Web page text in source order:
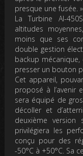
presque une fusée. »
La Turbine AI-
altitudes
moins que ses
double gestion
backup
presser un bouton
Cet appareil,
proposé à l’avenir
sera équipé de
décoller et
deuxième version
privilégiera les
conçu pour des
-50°C à +50°C. Sa